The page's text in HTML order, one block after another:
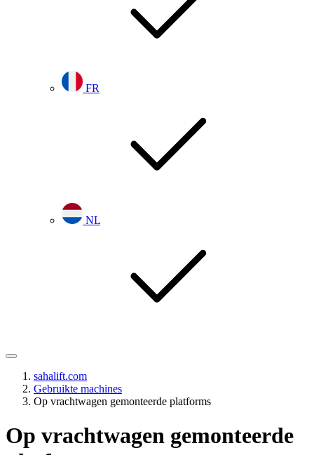
FR
NL
sahalift.com
Gebruikte machines
Op vrachtwagen gemonteerde platforms
Op vrachtwagen gemonteerde